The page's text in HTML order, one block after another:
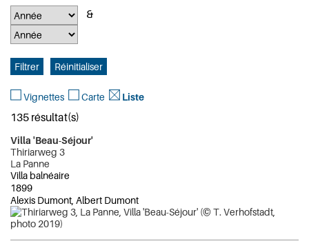
Vignettes Carte Liste
135 résultat(s)
Villa 'Beau-Séjour'
Thiriarweg 3
La Panne
Villa balnéaire
1899
Alexis Dumont, Albert Dumont